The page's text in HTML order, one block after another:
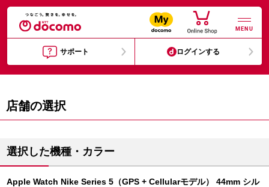
MENU
サポート ログインする
店舗の選択
選択した機種・カラー
Apple Watch Nike Series 5（GPS + Cellularモデル） 44mm シル